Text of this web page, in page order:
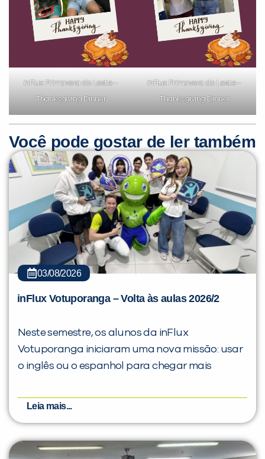
inFlux Primavera do Leste –
Thanksgiving Dinner
inFlux Primavera do Leste –
Thanksgiving Dinner
Você pode gostar de ler também
03/08/2026
inFlux Votuporanga – Volta às aulas 2026/2
Neste semestre, os alunos da inFlux
Votuporanga iniciaram uma nova missão: usar
o inglês ou o espanhol para chegar mais
Leia mais...